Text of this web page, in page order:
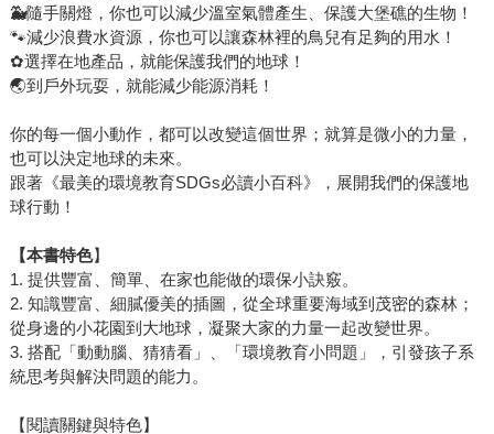
🐳隨手關燈，你也可以減少溫室氣體產生、保護大堡礁的生物！
🐾減少浪費水資源，你也可以讓森林裡的鳥兒有足夠的用水！
✿選擇在地產品，就能保護我們的地球！
🌏到戶外玩耍，就能減少能源消耗！
你的每一個小動作，都可以改變這個世界；就算是微小的力量，
也可以決定地球的未來。
跟著《最美的環境教育SDGs必讀小百科》，展開我們的保護地
球行動！
【本書特色】
1. 提供豐富、簡單、在家也能做的環保小訣竅。
2. 知識豐富、細膩優美的插圖，從全球重要海域到茂密的森林；
從身邊的小花園到大地球，凝聚大家的力量一起改變世界。
3. 搭配「動動腦、猜猜看」、「環境教育小問題」，引發孩子系
統思考與解決問題的能力。
【閱讀關鍵與特色】